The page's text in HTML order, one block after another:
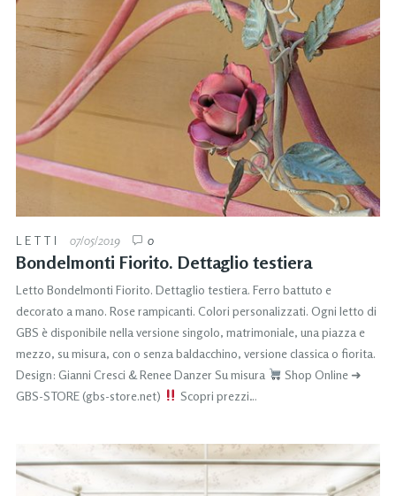
LETTI 07/05/2019 0
Bondelmonti Fiorito. Dettaglio testiera
Letto Bondelmonti Fiorito. Dettaglio testiera. Ferro battuto e
decorato a mano. Rose rampicanti. Colori personalizzati. Ogni letto di
GBS è disponibile nella versione singolo, matrimoniale, una piazza e
mezzo, su misura, con o senza baldacchino, versione classica o fiorita.
Design: Gianni Cresci & Renee Danzer Su misura
Shop Online ➜
GBS-STORE (gbs-store.net)
Scopri prezzi…